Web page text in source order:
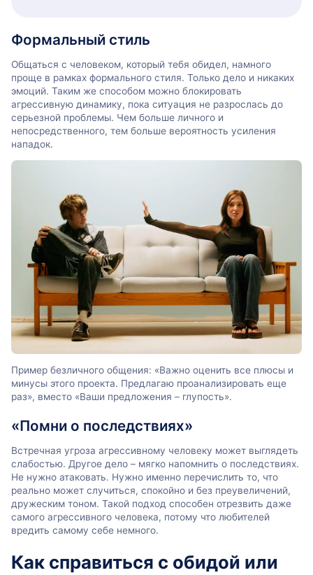
Формальный стиль
Общаться с человеком, который тебя обидел, намного
проще в рамках формального стиля. Только дело и никаких
эмоций. Таким же способом можно блокировать
агрессивную динамику, пока ситуация не разрослась до
серьезной проблемы. Чем больше личного и
непосредственного, тем больше вероятность усиления
нападок.
Пример безличного общения: «Важно оценить все плюсы и
минусы этого проекта. Предлагаю проанализировать еще
раз», вместо «Ваши предложения – глупость».
«Помни о последствиях»
Встречная угроза агрессивному человеку может выглядеть
слабостью. Другое дело – мягко напомнить о последствиях.
Не нужно атаковать. Нужно именно перечислить то, что
реально может случиться, спокойно и без преувеличений,
дружеским тоном. Такой подход способен отрезвить даже
самого агрессивного человека, потому что любителей
вредить самому себе немного.
Как справиться с обидой или